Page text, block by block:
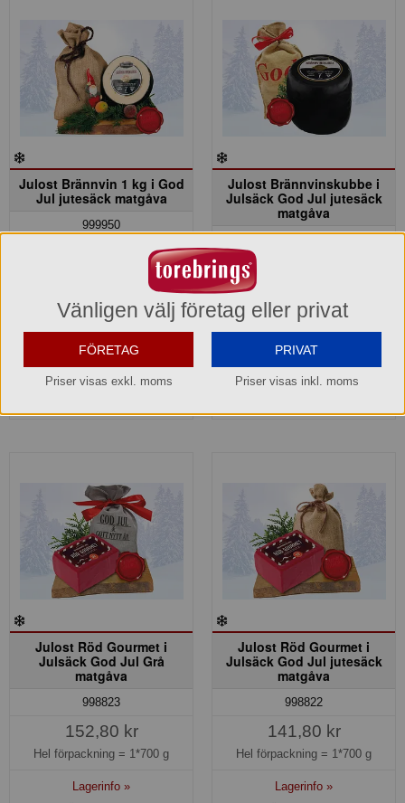
Julost Brännvin 1 kg i God
Jul jutesäck matgåva
999950
1*1 kg
Lagerinfo »
Säsongsvara jul
Beställningsbar senare
Julost Brännvinskubbe i
Julsäck God Jul jutesäck
matgåva
999923
Hel förpackning =
Lagerinfo »
Säsongsvara jul
Beställningsbar senare
Julost Röd Gourmet i
Julsäck God Jul Grå
matgåva
998823
152,80 kr
Hel förpackning = 1*700 g
Lagerinfo »
Julost Röd Gourmet i
Julsäck God Jul jutesäck
matgåva
998822
141,80 kr
Hel förpackning = 1*700 g
Lagerinfo »
Vänligen välj företag eller privat
FÖRETAG
Priser visas exkl. moms
PRIVAT
Priser visas inkl. moms